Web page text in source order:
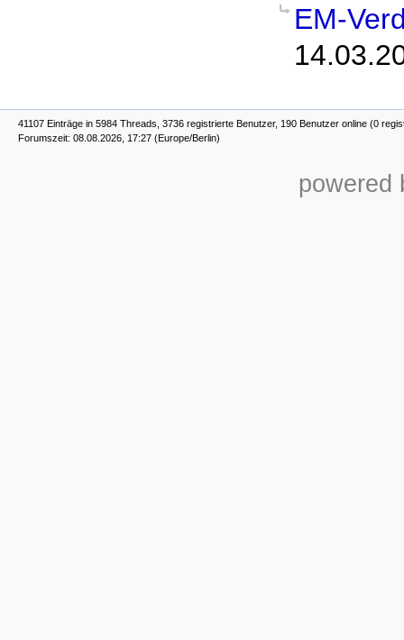
EM-
41107 Einträge in 5984 Threads, 3736 registrierte Benutzer, 190 Benutzer online (0
Forumszeit: 08.08.2026, 17:27 (Europe/Berlin)
powered